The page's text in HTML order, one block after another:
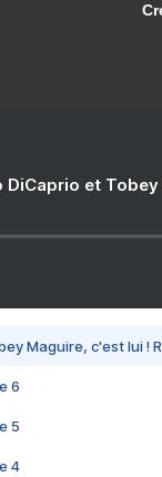
DiCaprio et
Maguire, c'est lui !
6
5
4